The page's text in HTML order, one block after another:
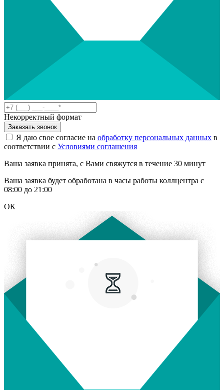
Некорректный формат
Заказать звонок
Я даю свое согласие на обработку персональных данных в
соответствии с Условиями соглашения
Ваша заявка принята, с Вами свяжутся в течение 30 минут
Ваша заявка будет обработана в часы работы коллцентра с
08:00 до 21:00
ОК